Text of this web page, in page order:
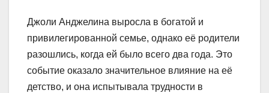
Джоли Анджелина выросла в богатой и
привилегированной семье, однако её родители
разошлись, когда ей было всего два года. Это
событие оказало значительное влияние на её
детство, и она испытывала трудности в